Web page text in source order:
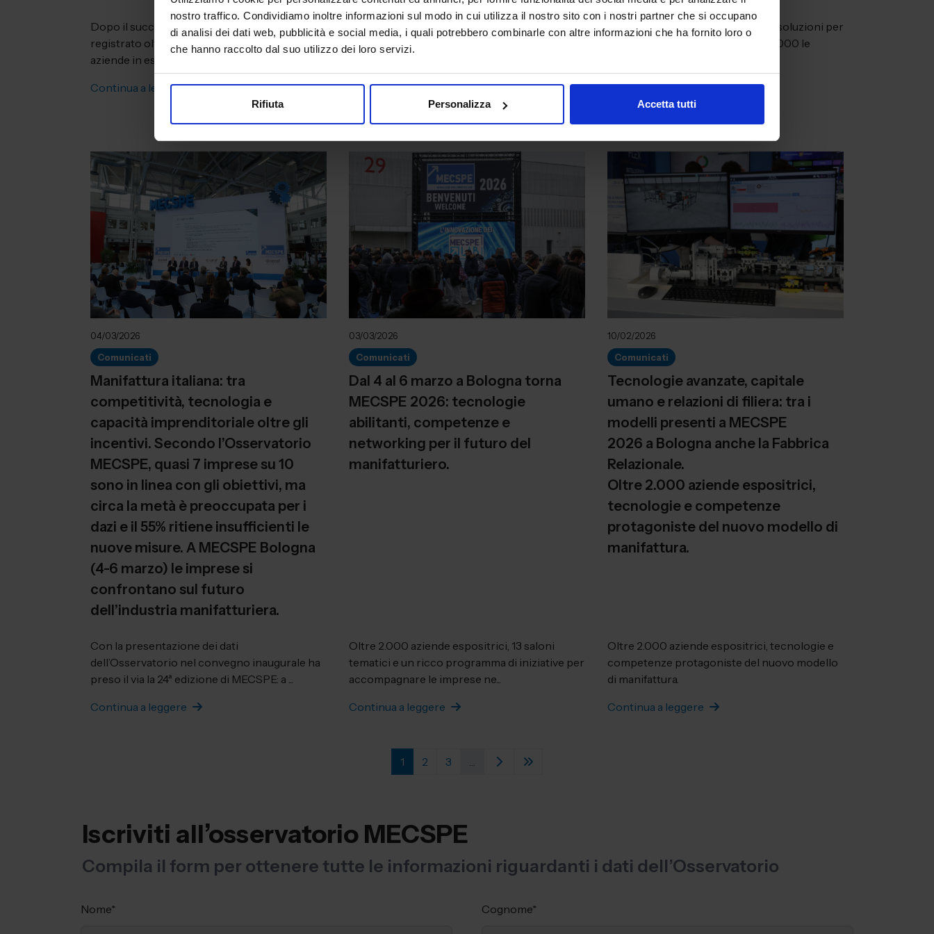
nostro traffico. Condividiamo inoltre informazioni sul modo in cui utilizza il nostro sito con i nostri partner che si occupano
di analisi dei dati web, pubblicità e social media, i quali potrebbero combinarle con altre informazioni che ha fornito loro o
che hanno raccolto dal suo utilizzo dei loro servizi.
Rifiuta Personalizza Accetta tutti
Dopo il successo dell’edizione 2026, che ha
registrato oltre 60.000 visitatori e più di 2.000
aziende in esposizione,...
Continua a leggere
Tre giorni di incontri, relazioni e confronto in
cui la community del manifatturiero si è
Continua a leggere
A MECSPE Bologna tecnologie e soluzioni per
un’industria più efficiente. Oltre 2.000 le
Continua a leggere
04/03/2026
Comunicati
Manifattura italiana: tra
competitività, tecnologia e
capacità imprenditoriale oltre gli
incentivi. Secondo l’Osservatorio
MECSPE, quasi 7 imprese su 10
sono in linea con gli obiettivi, ma
circa la metà è preoccupata per i
dazi e il 55% ritiene insufficienti le
nuove misure. A MECSPE Bologna
(4-6 marzo) le imprese si
confrontano sul futuro
dell’industria manifatturiera.
Con la presentazione dei dati
dell’Osservatorio nel convegno inaugurale ha
preso il via la 24ª edizione di MECSPE: a ...
Continua a leggere
03/03/2026
Comunicati
Dal 4 al 6 marzo a Bologna torna
MECSPE 2026: tecnologie
abilitanti, competenze e
networking per il futuro del
manifatturiero.
Oltre 2.000 aziende espositrici, 13 saloni
tematici e un ricco programma di iniziative per
accompagnare le imprese ne...
Continua a leggere
10/02/2026
Comunicati
Tecnologie avanzate, capitale
umano e relazioni di filiera: tra i
modelli presenti a MECSPE
2026 a Bologna anche la Fabbrica
Relazionale.
Oltre 2.000 aziende espositrici,
tecnologie e competenze
protagoniste del nuovo modello di
manifattura.
Oltre 2.000 aziende espositrici, tecnologie e
competenze protagoniste del nuovo modello
di manifattura.
Continua a leggere
1 2 3
Iscriviti all’osservatorio MECSPE
Compila il form per ottenere tutte le informazioni riguardanti i dati dell’Osservatorio
Nome* Cognome*